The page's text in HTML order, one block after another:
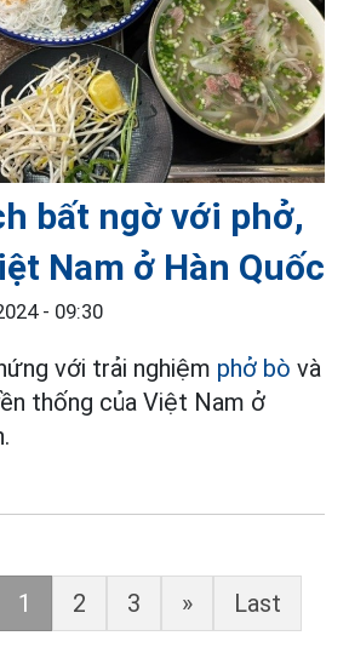
bất ngờ với phở,
Nam ở Hàn Quốc
- 09:30
với trải nghiệm phở bò và
thống của Việt Nam ở
1 2 3 » Last